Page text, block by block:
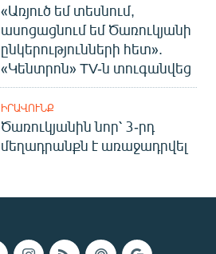
«Առյուծ եմ տեսնում,
ասոցացնում եմ Ծառուկյանի
ընկերությունների հետ».
«Կենտրոն» TV-ն տուգանվեց
ԻՐԱՎՈՒՆՔ
Ծառուկյանին նոր՝ 3-րդ
մեղադրանքն է առաջադրվել